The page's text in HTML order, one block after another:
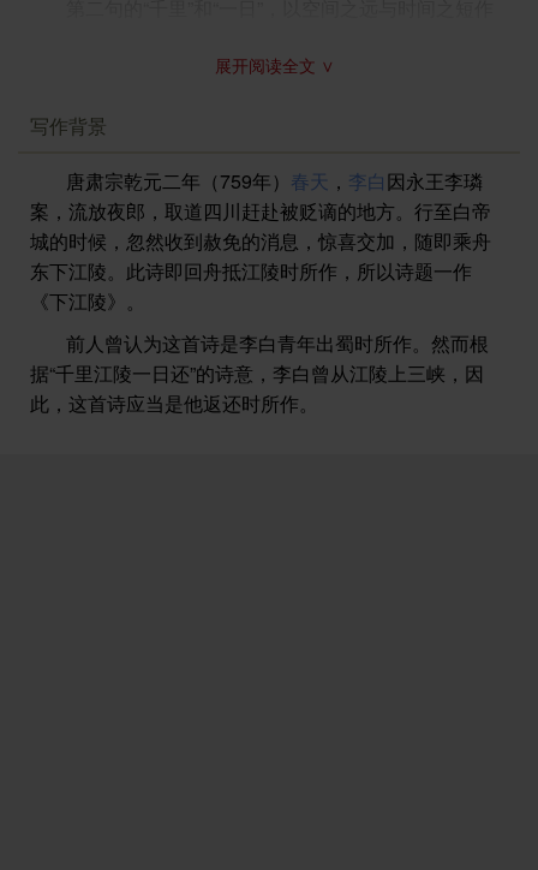
久绝。故渔者歌曰：‘巴东三峡巫峡长，猿鸣三声泪沾
⑷猿：猿猴。啼：鸣、叫。住：停息。
归来的意思。它不仅表现出诗人“一日”而行“千里”的痛
而“还”字却亲切得如同回乡一样。一个“还”字，暗处传
第三句的境界更为神妙。古时长江三峡，“常有高猿
长啸”。诗人说“啼不住”，是因为他乘坐飞快的轻舟行驶
在长江上，耳听两岸的猿啼声，又看见两旁的山影，猿
啼声不止一处，山影也不止一处，由于舟行人速，使得
啼声和山影在耳目之间成为“浑然一片”，这就是李白在出
峡时为猿声山影所感受的情景。身在这如脱弦之箭、顺
流直下的船上，诗人感到十分畅快和兴奋。清代桂馥称
赞：“妙在第三句，能使通首精神飞越。”（《札朴》）
展开阅读全文 ∨
写作背景
唐肃宗乾元二年（759年） 春天 ， 李白因永王李璘
案，流放夜郎，取道四川赶赴被贬谪的地方。行至白帝
城的时候，忽然收到赦免的消息，惊喜交加，随即乘舟
东下江陵。此诗即回舟抵江陵时所作，所以诗题一作
《下江陵》。
前人曾认为这首诗是李白青年出蜀时所作。然而根
据“千里江陵一日还”的诗意，李白曾从江陵上三峡，因
此，这首诗应当是他返还时所作。